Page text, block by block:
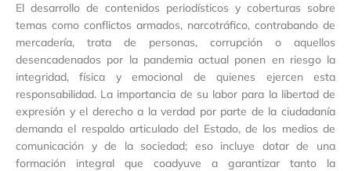
El desarrollo de contenidos periodísticos y coberturas sobre
temas como conflictos armados, narcotráfico, contrabando de
mercadería, trata de personas, corrupción o aquellos
desencadenados por la pandemia actual ponen en riesgo la
integridad, física y emocional de quienes ejercen esta
responsabilidad. La importancia de su labor para la libertad de
expresión y el derecho a la verdad por parte de la ciudadanía
demanda el respaldo articulado del Estado, de los medios de
comunicación y de la sociedad; eso incluye dotar de una
formación integral que coadyuve a garantizar tanto la